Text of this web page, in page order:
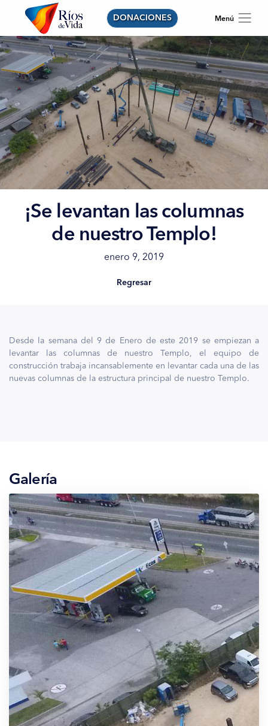
DONACIONES
¡Se levantan las columnas
de nuestro Templo!
enero 9, 2019
Regresar
Desde la semana del 9 de Enero de este 2019 se empiezan a
levantar las columnas de nuestro Templo, el equipo de
construcción trabaja incansablemente en levantar cada una de las
nuevas columnas de la estructura principal de nuestro Templo.
Galería